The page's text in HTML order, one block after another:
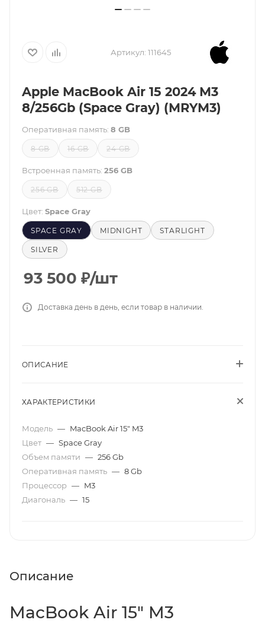
Артикул: 111645
Apple MacBook Air 15 2024 M3
8/256Gb (Space Gray) (MRYM3)
Оперативная память: 8 GB
8 GB 16 GB 24 GB
Встроенная память: 256 GB
256 GB 512 GB
Цвет: Space Gray
SPACE GRAY MIDNIGHT STARLIGHT
SILVER
93 500 ₽/шт
Доставка день в день, если товар в наличии.
ОПИСАНИЕ
ХАРАКТЕРИСТИКИ
Модель — MacBook Air 15" M3
Цвет — Space Gray
Объем памяти — 256 Gb
Оперативная память — 8 Gb
Процессор — M3
Диагональ — 15
Описание
MacBook Air 15" M3